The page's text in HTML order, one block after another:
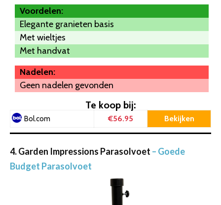
Voordelen:
Elegante granieten basis
Met wieltjes
Met handvat
Nadelen:
Geen nadelen gevonden
Te koop bij:
Bol.com €56.95 Bekijken
4. Garden Impressions Parasolvoet – Goede
Budget Parasolvoet